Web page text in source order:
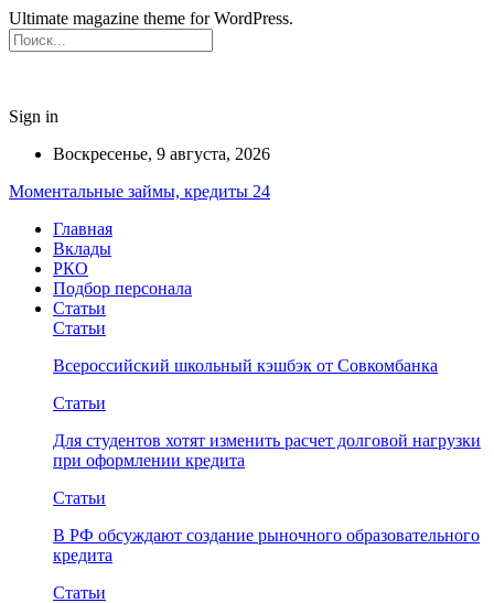
Ultimate magazine theme for WordPress.
Sign in
Воскресенье, 9 августа, 2026
Моментальные займы, кредиты 24
Главная
Вклады
РКО
Подбор персонала
Статьи
Статьи
Всероссийский школьный кэшбэк от Совкомбанка
Статьи
Для студентов хотят изменить расчет долговой нагрузки
при оформлении кредита
Статьи
В РФ обсуждают создание рыночного образовательного
кредита
Статьи